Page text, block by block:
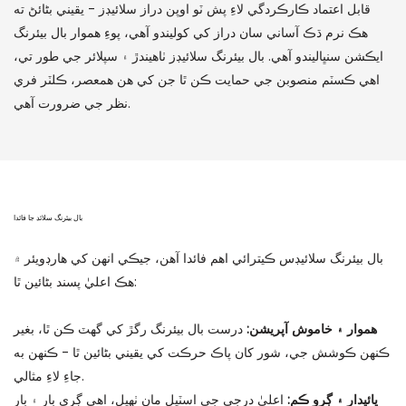
قابل اعتماد ڪارڪردگي لاءِ پش ٽو اوپن دراز سلائيڊز - يقيني بڻائڻ ته
هڪ نرم ڌڪ آساني سان دراز کي کوليندو آهي، پوءِ هموار بال بيئرنگ
ايڪشن سنڀاليندو آهي. بال بيئرنگ سلائيڊز ٺاهيندڙ ۽ سپلائر جي طور تي،
اهي ڪسٽم منصوبن جي حمايت ڪن ٿا جن کي هن همعصر، ڪلٽر فري
نظر جي ضرورت آهي.
بال بيئرنگ سلائڊ جا فائدا
بال بيئرنگ سلائيڊس ڪيترائي اهم فائدا آهن، جيڪي انهن کي هارڊويئر ۾
هڪ اعليٰ پسند بڻائين ٿا:
هموار ۽ خاموش آپريشن: درست بال بيئرنگ رگڙ کي گھٽ ڪن ٿا، بغير
ڪنهن ڪوشش جي، شور کان پاڪ حرڪت کي يقيني بڻائين ٿا - ڪنهن به
جاءِ لاءِ مثالي.
پائيدار ۽ ڳرو ڪم: اعليٰ درجي جي اسٽيل مان ٺهيل، اهي ڳري بار ۽ بار